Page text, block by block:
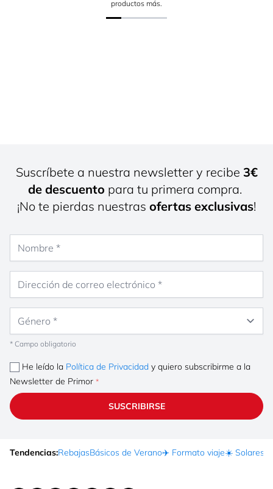
productos más.
Suscríbete a nuestra newsletter y recibe 3€
de descuento para tu primera compra.
¡No te pierdas nuestras ofertas exclusivas!
* Campo obligatorio
He leído la Política de Privacidad y quiero subscribirme a la
Newsletter de Primor
SUSCRIBIRSE
Tendencias:RebajasBásicos de Verano✈️ Formato viaje☀️ Solares